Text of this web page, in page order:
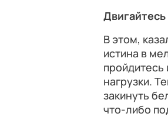
Двигайтесь
В этом,
истина в
нагрузки.
закинуть
что-либо